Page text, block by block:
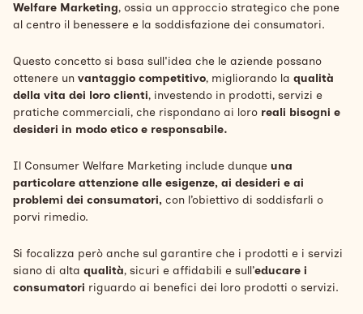
Welfare Marketing, ossia un approccio strategico che pone
al centro il benessere e la soddisfazione dei consumatori.
Questo concetto si basa sull'idea che le aziende possano
ottenere un vantaggio competitivo, migliorando la qualità
della vita dei loro clienti, investendo in prodotti, servizi e
pratiche commerciali, che rispondano ai loro reali bisogni e
desideri in modo etico e responsabile.
Il Consumer Welfare Marketing include dunque una
particolare attenzione alle esigenze, ai desideri e ai
problemi dei consumatori, con l’obiettivo di soddisfarli o
porvi rimedio.
Si focalizza però anche sul garantire che i prodotti e i servizi
siano di alta qualità, sicuri e affidabili e sull’educare i
consumatori riguardo ai benefici dei loro prodotti o servizi.